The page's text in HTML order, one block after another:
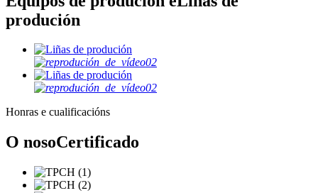
produción
Honras e cualificacións
O nosoCertificado